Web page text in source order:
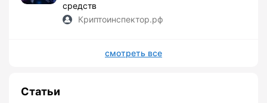
средств
Криптоинспектор.рф
смотреть все
Статьи